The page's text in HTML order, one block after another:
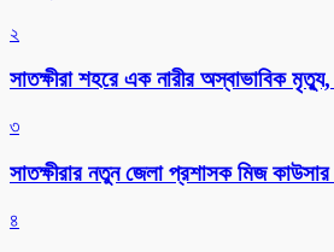
২
সাতক্ষীরা শহরে এক নারীর অস্বাভাবিক
৩
সাতক্ষীরার নতুন জেলা প্রশাসক মিজ
৪